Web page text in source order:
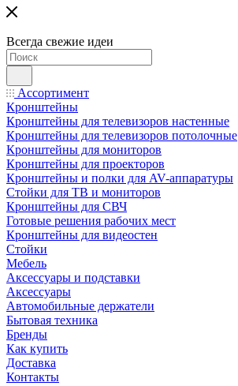
Всегда свежие идеи
Ассортимент
Кронштейны
Кронштейны для телевизоров настенные
Кронштейны для телевизоров потолочные
Кронштейны для мониторов
Кронштейны для проекторов
Кронштейны и полки для AV-аппаратуры
Стойки для ТВ и мониторов
Кронштейны для СВЧ
Готовые решения рабочих мест
Кронштейны для видеостен
Стойки
Мебель
Аксессуары и подставки
Аксессуары
Автомобильные держатели
Бытовая техника
Бренды
Как купить
Доставка
Контакты